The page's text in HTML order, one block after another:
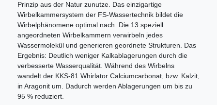
Prinzip aus der Natur zunutze. Das einzigartige
Wirbelkammersystem der FS-Wassertechnik bildet die
Wirbelphänomene optimal nach. Die 13 speziell
angeordneten Wirbelkammern verwirbeln jedes
Wassermolekül und generieren geordnete Strukturen. Das
Ergebnis: Deutlich weniger Kalkablagerungen durch die
verbesserte Wasserqualität. Während des Wirbelns
wandelt der KKS-81 Whirlator Calciumcarbonat, bzw. Kalzit,
in Aragonit um. Dadurch werden Ablagerungen um bis zu
95 % reduziert.